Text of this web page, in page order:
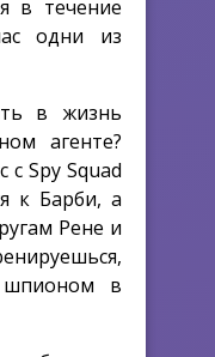
в течение
одни из
в жизнь
агенте?
с Spy Squad
к Барби, а
Рене и
шпионом в